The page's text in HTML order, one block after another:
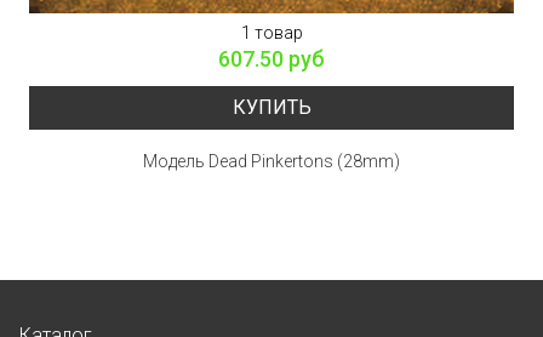
1 товар
607.50 руб
КУПИТЬ
Модель Dead Pinkertons (28mm)